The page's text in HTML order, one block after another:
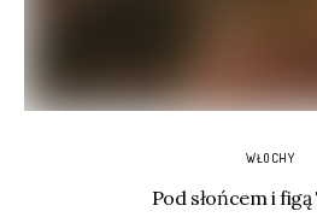
WŁOCHY
Pod słońcem i